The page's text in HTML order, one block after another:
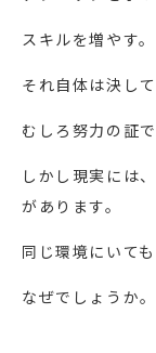
スキルを増やす。
それ自体は決し
むしろ努力の証で
しかし現実には
があります。
同じ環境にいて
なぜでしょうか。